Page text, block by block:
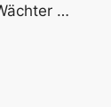
…